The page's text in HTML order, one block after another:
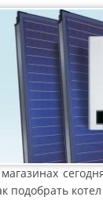
подобрать